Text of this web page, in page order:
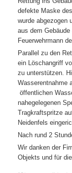
defekte Maske
wurde abgezogen
aus dem
Feuerwehrmann
Parallel zu den
ein Löschangriff
zu unterstützen.
Wasserentnahme
öffentlichen
nahegelegenen
Tragkraftspritze
Neidenfels
Nach rund 2
Wir danken der
Objekts und für